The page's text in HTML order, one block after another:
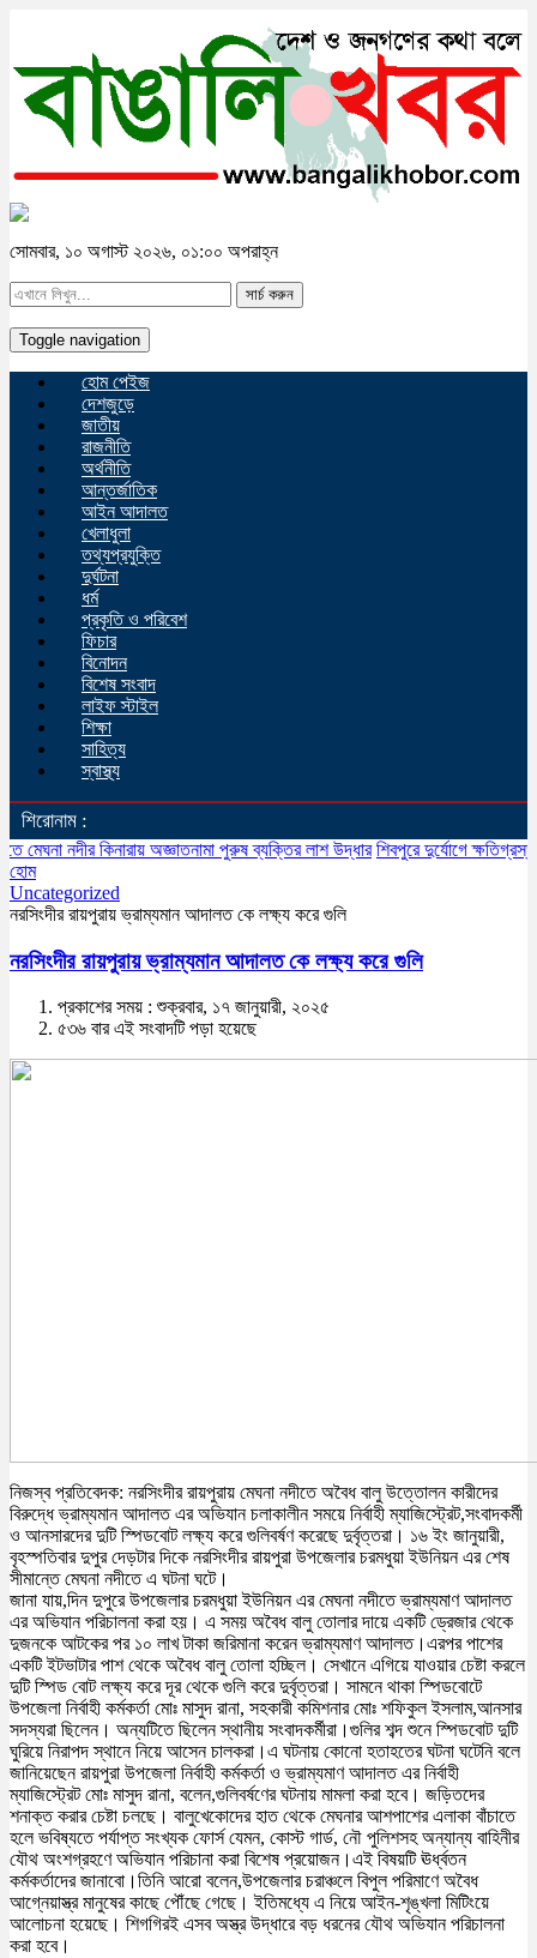
সোমবার, ১০ অগাস্ট ২০২৬, ০১:০০ অপরাহ্ন
সার্চ করুন
Toggle navigation
হোম পেইজ
দেশজুড়ে
জাতীয়
রাজনীতি
অর্থনীতি
আন্তর্জাতিক
আইন আদালত
খেলাধুলা
তথ্যপ্রযুক্তি
দুর্ঘটনা
ধর্ম
প্রকৃতি ও পরিবেশ
ফিচার
বিনোদন
বিশেষ সংবাদ
লাইফ স্টাইল
শিক্ষা
সাহিত্য
স্বাস্থ্য
শিরোনাম :
কিনারায় অজ্ঞাতনামা পুরুষ ব্যক্তির লাশ উদ্ধার শিবপুরে দুর্যোগে ক্ষতিগ্রস্ত অসহায়
হোম
Uncategorized
নরসিংদীর রায়পুরায় ভ্রাম্যমান আদালত কে লক্ষ্য করে গুলি
নরসিংদীর রায়পুরায় ভ্রাম্যমান আদালত কে লক্ষ্য করে গুলি
প্রকাশের সময় : শুক্রবার, ১৭ জানুয়ারী, ২০২৫
৫৩৬ বার এই সংবাদটি পড়া হয়েছে
নিজস্ব প্রতিবেদক: নরসিংদীর রায়পুরায় মেঘনা নদীতে অবৈধ বালু উত্তোলন কারীদের
বিরুদ্ধে ভ্রাম্যমান আদালত এর অভিযান চলাকালীন সময়ে নির্বাহী ম্যাজিস্ট্রেট,সংবাদকর্মী
ও আনসারদের দুটি স্পিডবোট লক্ষ্য করে গুলিবর্ষণ করেছে দুর্বৃত্তরা। ১৬ ইং জানুয়ারী,
বৃহস্পতিবার দুপুর দেড়টার দিকে নরসিংদীর রায়পুরা উপজেলার চরমধুয়া ইউনিয়ন এর শেষ
সীমান্তে মেঘনা নদীতে এ ঘটনা ঘটে।
জানা যায়,দিন দুপুরে উপজেলার চরমধুয়া ইউনিয়ন এর মেঘনা নদীতে ভ্রাম্যমাণ আদালত
এর অভিযান পরিচালনা করা হয়। এ সময় অবৈধ বালু তোলার দায়ে একটি ড্রেজার থেকে
দুজনকে আটকের পর ১০ লাখ টাকা জরিমানা করেন ভ্রাম্যমাণ আদালত।এরপর পাশের
একটি ইটভাটার পাশ থেকে অবৈধ বালু তোলা হচ্ছিল। সেখানে এগিয়ে যাওয়ার চেষ্টা করলে
দুটি স্পিড বোট লক্ষ্য করে দূর থেকে গুলি করে দুর্বৃত্তরা। সামনে থাকা স্পিডবোটে
উপজেলা নির্বাহী কর্মকর্তা মোঃ মাসুদ রানা, সহকারী কমিশনার মোঃ শফিকুল ইসলাম,আনসার
সদস্যরা ছিলেন। অন্যটিতে ছিলেন স্থানীয় সংবাদকর্মীরা।গুলির শব্দ শুনে স্পিডবোট দুটি
ঘুরিয়ে নিরাপদ স্থানে নিয়ে আসেন চালকরা।এ ঘটনায় কোনো হতাহতের ঘটনা ঘটেনি বলে
জানিয়েছেন রায়পুরা উপজেলা নির্বাহী কর্মকর্তা ও ভ্রাম্যমাণ আদালত এর নির্বাহী
ম্যাজিস্ট্রেট মোঃ মাসুদ রানা, বলেন,গুলিবর্ষণের ঘটনায় মামলা করা হবে। জড়িতদের
শনাক্ত করার চেষ্টা চলছে। বালুখেকোদের হাত থেকে মেঘনার আশপাশের এলাকা বাঁচাতে
হলে ভবিষ্যতে পর্যাপ্ত সংখ্যক ফোর্স যেমন, কোস্ট গার্ড, নৌ পুলিশসহ অন্যান্য বাহিনীর
যৌথ অংশগ্রহণে অভিযান পরিচানা করা বিশেষ প্রয়োজন।এই বিষয়টি ঊর্ধ্বতন
কর্মকর্তাদের জানাবো।তিনি আরো বলেন,উপজেলার চরাঞ্চলে বিপুল পরিমাণে অবৈধ
আগ্নেয়াস্ত্র মানুষের কাছে পৌঁছে গেছে। ইতিমধ্যে এ নিয়ে আইন-শৃঙ্খলা মিটিংয়ে
আলোচনা হয়েছে। শিগগিরই এসব অস্ত্র উদ্ধারে বড় ধরনের যৌথ অভিযান পরিচালনা
করা হবে।